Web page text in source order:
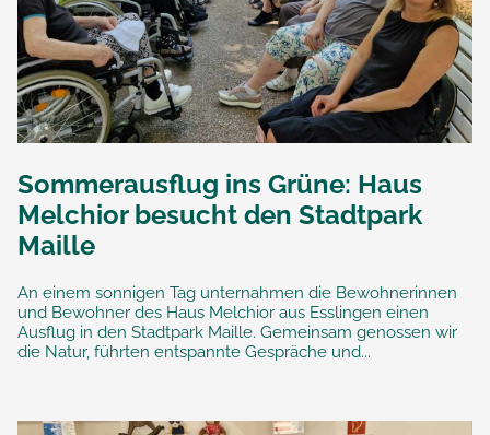
Sommerausflug ins Grüne: Haus
Melchior besucht den Stadtpark
Maille
An einem sonnigen Tag unternahmen die Bewohnerinnen
und Bewohner des Haus Melchior aus Esslingen einen
Ausflug in den Stadtpark Maille. Gemeinsam genossen wir
die Natur, führten entspannte Gespräche und...